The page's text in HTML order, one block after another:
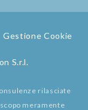
Gestione Cookie
S.r.l.
rilasciate
meramente